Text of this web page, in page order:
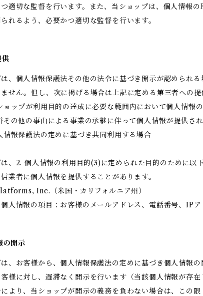
つ適切な監督を行います。また、当ショップは、個人情報
れるよう、必要かつ適切な監督を行います。
供
、個人情報保護法その他の法令に基づき開示が認められ
せん。但し、次に掲げる場合は上記に定める第三者への提
ョップが利用目的の達成に必要な範囲内において個人情
その他の事由による事業の承継に伴って個人情報が提供さ
情報保護法の定めに基づき共同利用する場合
、2. 個人情報の利用目的(3)に定められた目的のために
業者に個人情報を提供することがあります。
Inc.（米国・カリフォルニア州）
個人情報の項目：お客様のメールアドレス、電話番号、IP
の開示
、お客様から、個人情報保護法の定めに基づき個人情報
様に対し、遅滞なく開示を行います（当該個人情報が存
より、当ショップが開示の義務を負わない場合は、この限